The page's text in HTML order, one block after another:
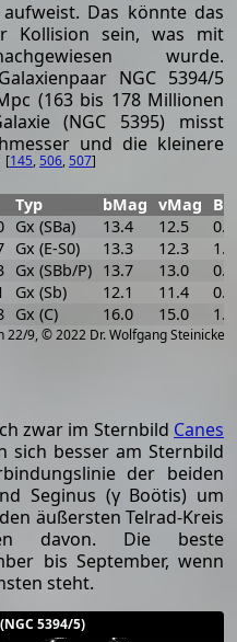
Das könnte das
Kollision sein, was mit
wurde.
NGC 5394/5
(163 bis 178 Millionen
(NGC 5395) misst
und die kleinere
[145, 506,507]
22/9, © 2022 Dr. Wolfgang Steinicke
Typ bMag vMag
B-
Gx (SBa) 13.4 12.5
0.9
Gx (E-S0) 13.3 12.3
1.0
Gx (SBb/P) 13.7 13.0
0.7
Gx (Sb) 12.1 11.4
0.7
Gx (C) 16.0 15.0 1.0
zwar im Sternbild Canes
sich besser am Sternbild
der beiden
Seginus (γ Boötis) um
äußersten Telrad-Kreis
davon. Die beste
bis September, wenn
steht.
5394/5)